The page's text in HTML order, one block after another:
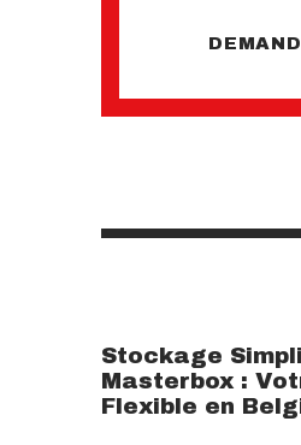
Stockage
Masterbox :
Flexible en